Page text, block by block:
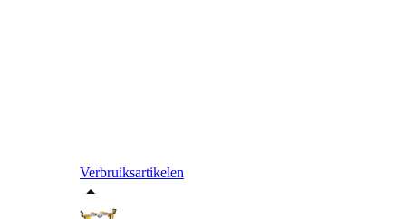
Verbruiksartikelen